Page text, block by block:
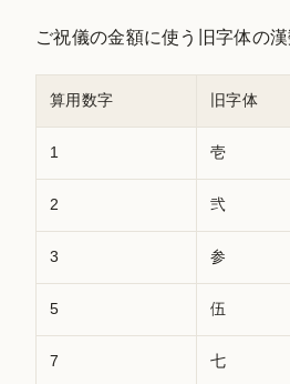
ご祝儀の金額に使う旧字体の
算用数字 旧字体
1 壱
2 弐
3 参
5 伍
7 七